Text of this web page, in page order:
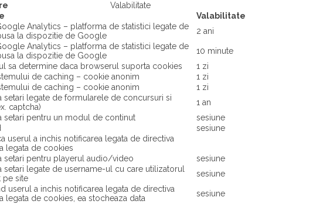
Valabilitate
Valabilitate
Analytics – platforma de statistici legate de
la dispozitie de Google
2 ani
Analytics – platforma de statistici legate de
la dispozitie de Google
10 minute
sa determine daca browserul suporta cookies
1 zi
de caching – cookie anonim
1 zi
de caching – cookie anonim
1 zi
setari legate de formularele de concursuri si
captcha)
1 an
setari pentru un modul de continut
sesiune
sesiune
userul a inchis notificarea legata de directiva
legata de cookies
setari pentru playerul audio/video
sesiune
setari legate de username-ul cu care utilizatorul
pe site
sesiune
userul a inchis notificarea legata de directiva
legata de cookies, ea stocheaza data
sesiune